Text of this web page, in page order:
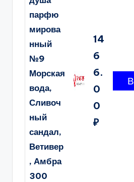
парфю
мирова
нный
№9
Морская
вода,
Сливоч
ный
сандал,
Ветивер
, Амбра
300
14
6
6.
0
0
₽